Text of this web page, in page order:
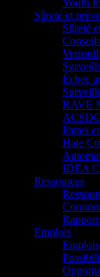
Youth
Sûreté et
Sûreté
Échec
RAVE
Pattes
Hate
IDEA
Ressources
Emplois
Emplois